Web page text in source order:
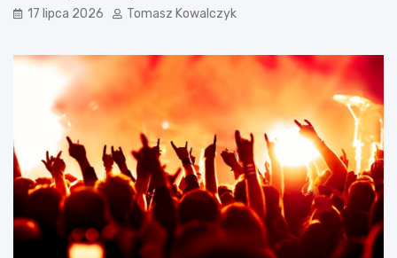
17 lipca 2026 Tomasz Kowalczyk